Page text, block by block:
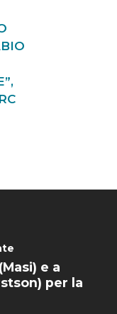
e a
per la